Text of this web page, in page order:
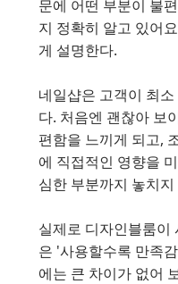
문에 어떤 부분이 불
지 정확히 알고 있어
게 설명한다.
네일샵은 고객이 최
다. 처음엔 괜찮아 보
편함을 느끼게 되고,
에 직접적인 영향을
심한 부분까지 놓치지
실제로 디자인블룸이
은 '사용할수록 만족
에는 큰 차이가 없어